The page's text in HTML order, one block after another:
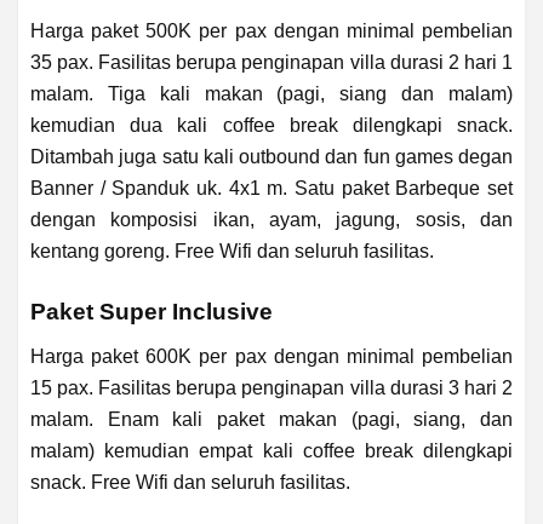
Harga paket 500K per pax dengan minimal pembelian
35 pax. Fasilitas berupa penginapan villa durasi 2 hari 1
malam. Tiga kali makan (pagi, siang dan malam)
kemudian dua kali coffee break dilengkapi snack.
Ditambah juga satu kali outbound dan fun games degan
Banner / Spanduk uk. 4x1 m. Satu paket Barbeque set
dengan komposisi ikan, ayam, jagung, sosis, dan
kentang goreng. Free Wifi dan seluruh fasilitas.
Paket Super Inclusive
Harga paket 600K per pax dengan minimal pembelian
15 pax. Fasilitas berupa penginapan villa durasi 3 hari 2
malam. Enam kali paket makan (pagi, siang, dan
malam) kemudian empat kali coffee break dilengkapi
snack. Free Wifi dan seluruh fasilitas.